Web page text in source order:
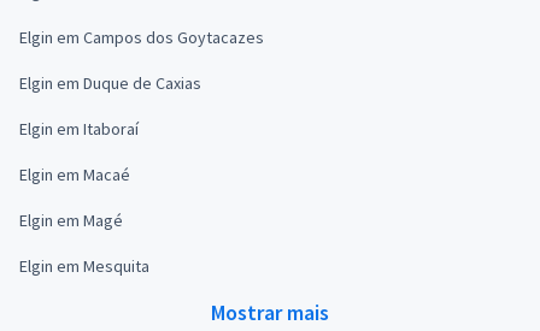
Elgin em Campos dos Goytacazes
Elgin em Duque de Caxias
Elgin em Itaboraí
Elgin em Macaé
Elgin em Magé
Elgin em Mesquita
Mostrar mais